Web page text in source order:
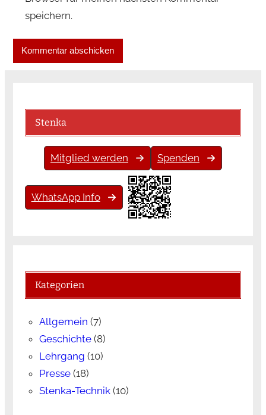
speichern.
Stenka
Mitglied werden Spenden
WhatsApp Info
Kategorien
Allgemein (7)
Geschichte(8)
Lehrgang (10)
Presse(18)
Stenka-Technik(10)